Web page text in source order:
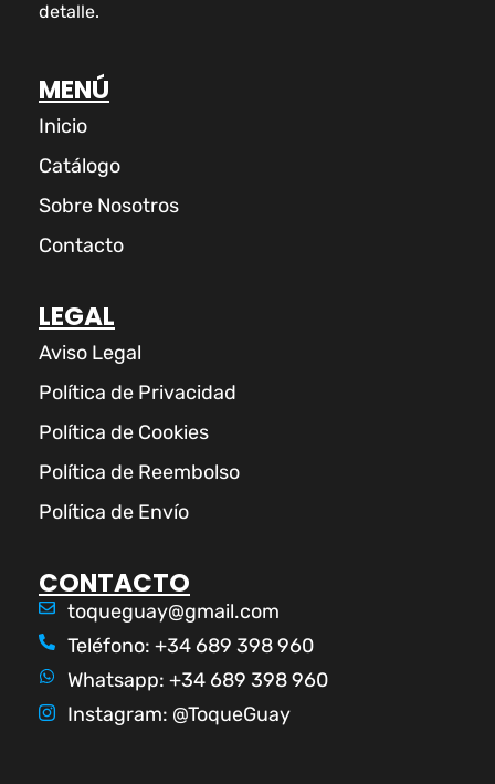
detalle.
MENÚ
Inicio
Catálogo
Sobre Nosotros
Contacto
LEGAL
Aviso Legal
Política de Privacidad
Política de Cookies
Política de Reembolso
Política de Envío
CONTACTO
toqueguay@gmail.com
Teléfono: +34 689 398 960
Whatsapp: +34 689 398 960
Instagram: @ToqueGuay